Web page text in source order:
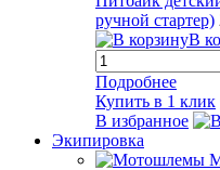
ручной стартер)
В
Подробнее
Купить в 1 клик
В избранное
Экипировка